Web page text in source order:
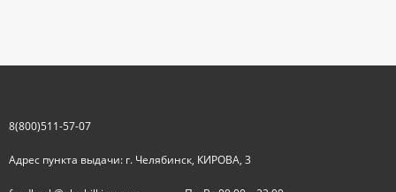
8(800)511-57-07
Адрес пункта выдачи: г. Челябинск, КИРОВА, 3